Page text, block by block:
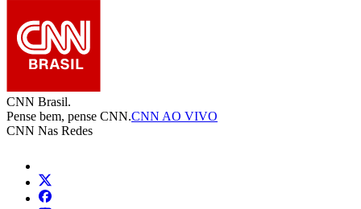
CNN Brasil.
Pense bem, pense CNN.CNN AO VIVO
CNN Nas Redes